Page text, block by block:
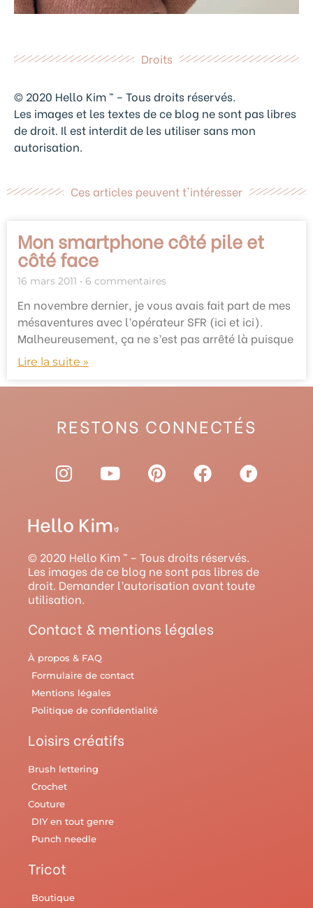
Droits
© 2020 Hello Kim ™ – Tous droits réservés.
Les images et les textes de ce blog ne sont pas libres
de droit. Il est interdit de les utiliser sans mon
autorisation.
Ces articles peuvent t'intéresser
Mon smartphone côté pile et
côté face
16 mars 2011 6 commentaires
En novembre dernier, je vous avais fait part de mes
mésaventures avec l’opérateur SFR (ici et ici).
Malheureusement, ça ne s’est pas arrêté là puisque
Lire la suite »
RESTONS CONNECTÉS
I
n
t
a
g
r
a
m
Y
o
t
u
b
e
P
i
r
e
s
F
a
o
o
k
R
a
y
© 2020 Hello Kim ™ – Tous droits réservés.
Les images de ce blog ne sont pas libres de
droit. Demander l’autorisation avant toute
utilisation.
Contact & mentions légales
À propos & FAQ
Formulaire de contact
Mentions légales
Politique de confidentialité
Loisirs créatifs
Brush lettering
Crochet
Couture
DIY en tout genre
Punch needle
Tricot
Boutique